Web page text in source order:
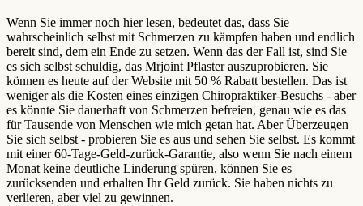
Wenn Sie immer noch hier lesen, bedeutet das, dass Sie
wahrscheinlich selbst mit Schmerzen zu kämpfen haben und endlich
bereit sind, dem ein Ende zu setzen. Wenn das der Fall ist, sind Sie
es sich selbst schuldig, das Mrjoint Pflaster auszuprobieren. Sie
können es heute auf der Website mit 50 % Rabatt bestellen. Das ist
weniger als die Kosten eines einzigen Chiropraktiker-Besuchs - aber
es könnte Sie dauerhaft von Schmerzen befreien, genau wie es das
für Tausende von Menschen wie mich getan hat. Aber Überzeugen
Sie sich selbst - probieren Sie es aus und sehen Sie selbst. Es kommt
mit einer 60-Tage-Geld-zurück-Garantie, also wenn Sie nach einem
Monat keine deutliche Linderung spüren, können Sie es
zurücksenden und erhalten Ihr Geld zurück. Sie haben nichts zu
verlieren, aber viel zu gewinnen.